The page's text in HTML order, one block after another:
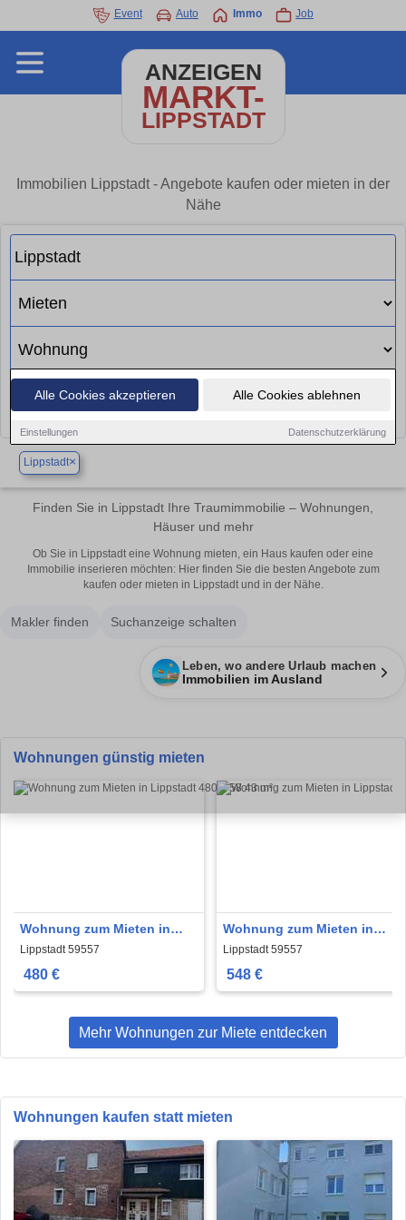
Alle Cookies akzeptieren Alle Cookies ablehnen
Einstellungen Datenschutzerklärung
Event Auto Immo Job
ANZEIGEN
MARKT-
LIPPSTADT
Immobilien Lippstadt - Angebote kaufen oder mieten in der
Nähe
Suchen
Lippstadt×
Finden Sie in Lippstadt Ihre Traumimmobilie – Wohnungen,
Häuser und mehr
Ob Sie in Lippstadt eine Wohnung mieten, ein Haus kaufen oder eine
Immobilie inserieren möchten: Hier finden Sie die besten Angebote zum
kaufen oder mieten in Lippstadt und in der Nähe.
Makler finden Suchanzeige schalten
Leben, wo andere Urlaub machen
Immobilien im Ausland
Wohnungen günstig mieten
Wohnung zum Mieten in
Lippstadt 480 € 58.43 m²
Lippstadt 59557
480 €
Wohnung zum Mieten in
Lippstadt 548 € 57.65 m²
Lippstadt 59557
548 €
Mehr Wohnungen zur Miete entdecken
Wohnungen kaufen statt mieten